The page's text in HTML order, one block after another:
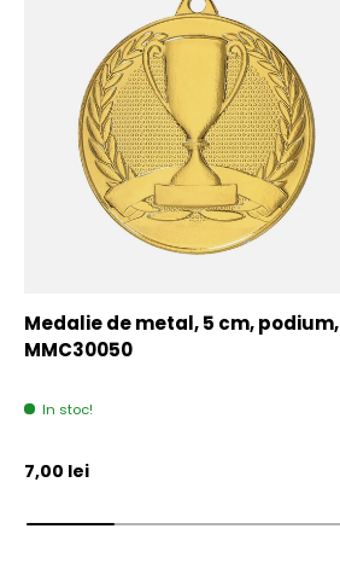
Medalie de metal, 5 cm, podium,
MMC30050
In stoc!
Pret initial
7,00 lei